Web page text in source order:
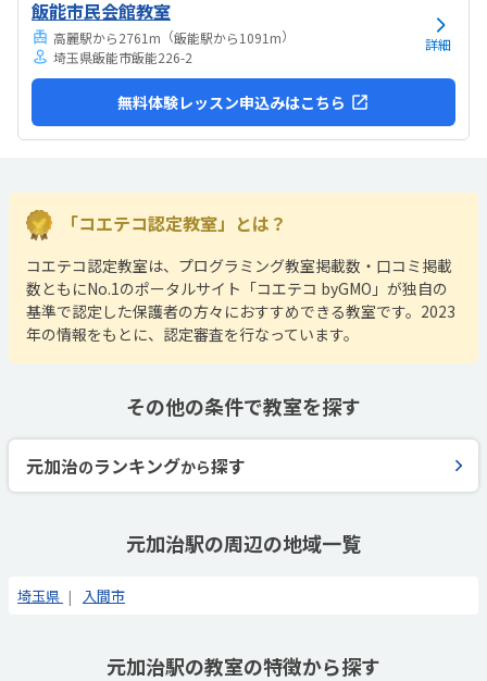
飯能市民会館教室
高麗駅から2761m （飯能駅から1091m）
埼玉県飯能市飯能226-2
詳細
無料体験レッスン申込みはこちら
「コエテコ認定教室」とは？
コエテコ認定教室は、プログラミング教室掲載数・口コミ掲載
数ともにNo.1のポータルサイト「コエテコ byGMO」が独自の
基準で認定した保護者の方々におすすめできる教室です。2023
年の情報をもとに、認定審査を行なっています。
その他の条件で教室を探す
元加治のランキングから探す
元加治駅の周辺の地域一覧
埼玉県 入間市
元加治駅の教室の特徴から探す